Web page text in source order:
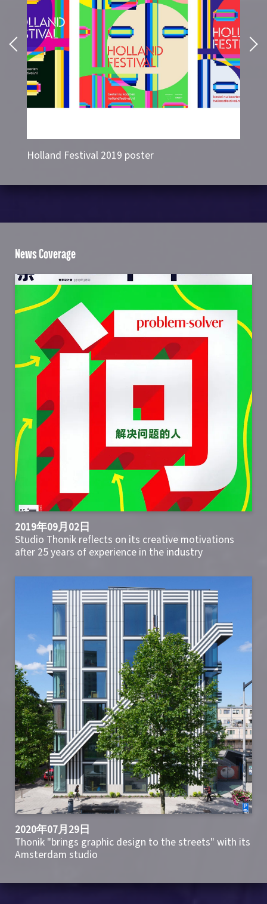
Holland Festival 2019 poster
News Coverage
2019年09月02日
Studio Thonik reflects on its creative motivations
after 25 years of experience in the industry
2020年07月29日
Thonik "brings graphic design to the streets" with its
Amsterdam studio